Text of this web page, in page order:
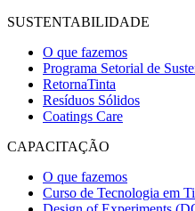
SUSTENTABILIDADE
O que fazemos
Programa Setorial de
RetornaTinta
Resíduos Sólidos
Coatings Care
CAPACITAÇÃO
O que fazemos
Curso de Tecnologia em